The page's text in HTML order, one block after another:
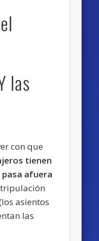
las
con que
tienen
afuera
asientos
las